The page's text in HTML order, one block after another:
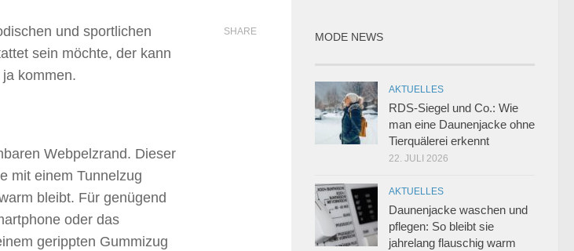
und sportlichen
sein möchte, der kann
kommen.
Webpelzrand. Dieser
mit einem Tunnelzug
bleibt. Für genügend
oder das
gerippten Gummizug
SHARE MODE NEWS
AKTUELLES
RDS-Siegel und Co.: Wie
man eine Daunenjacke ohne
Tierquälerei erkennt
22. JULI 2026
AKTUELLES
Daunenjacke waschen und
pflegen: So bleibt sie
jahrelang flauschig warm